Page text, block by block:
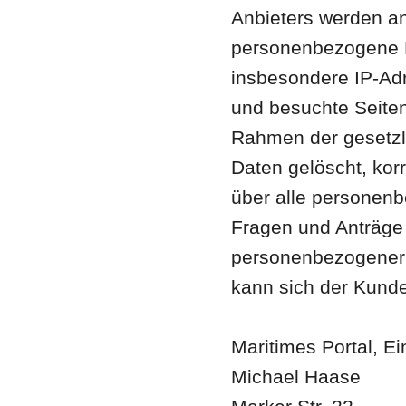
Anbieters werden
insbesondere IP-
und besuchte
Rahmen der
Daten gelöscht,
über alle
Fragen und
kann sich der
Maritimes Portal,
Michael Haase